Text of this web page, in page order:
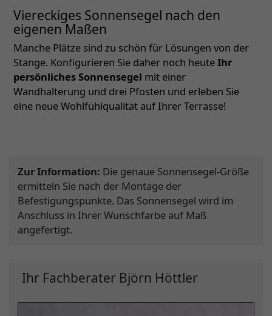
Viereckiges Sonnensegel nach den
eigenen Maßen
Manche Plätze sind zu schön für Lösungen von der
Stange. Konfigurieren Sie daher noch heuteIhr
persönliches Sonnensegel mit einer
Wandhalterung und drei Pfosten und erleben Sie
eine neue Wohlfühlqualität auf Ihrer Terrasse!
Zur Information: Die genaue Sonnensegel-Größe
ermitteln Sie nach der Montage der
Befestigungspunkte. Das Sonnensegel wird im
Anschluss in Ihrer Wunschfarbe auf Maß
angefertigt.
Ihr Fachberater Björn Höttler